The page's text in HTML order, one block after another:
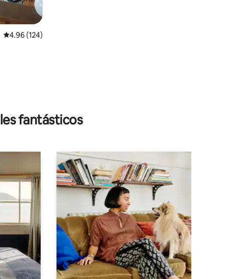
Calificación promedio: 4.96 de 5, 124 reseñas
4.96 (124)
fantásticos